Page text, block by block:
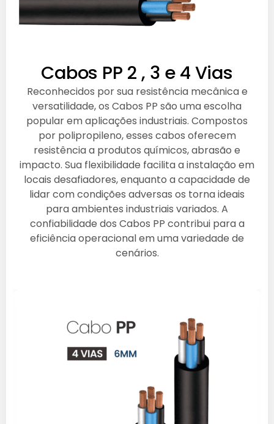
Cabos PP 2 , 3 e 4 Vias
Reconhecidos por sua resistência mecânica e
versatilidade, os Cabos PP são uma escolha
popular em aplicações industriais. Compostos
por polipropileno, esses cabos oferecem
resistência a produtos químicos, abrasão e
impacto. Sua flexibilidade facilita a instalação em
locais desafiadores, enquanto a capacidade de
lidar com condições adversas os torna ideais
para ambientes industriais variados. A
confiabilidade dos Cabos PP contribui para a
eficiência operacional em uma variedade de
cenários.